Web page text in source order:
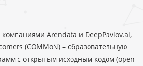
Arendata и DeepPavlov.ai,
(COMMoN) – образовательную
с открытым исходным кодом (оpen